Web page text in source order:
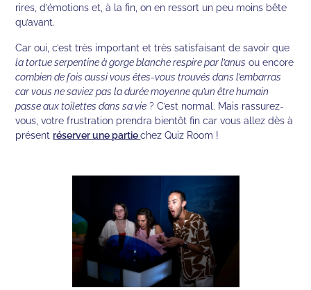
rires, d’émotions et, à la fin, on en ressort un peu moins bête
qu’avant.
Car oui, c’est très important et très satisfaisant de savoir que
la tortue serpentine à gorge blanche respire par l’anus ou encore
combien de fois aussi vous êtes-vous trouvés dans l’embarras
car vous ne saviez pas la durée moyenne qu’un être humain
passe aux toilettes dans sa vie ? C’est normal. Mais rassurez-
vous, votre frustration prendra bientôt fin car vous allez dès à
présent réserver une partiechez Quiz Room !